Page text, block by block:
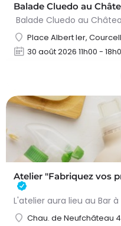
Balade Cluedo au
Place Albert Ier,
30 août 2026 11h00 -
Atelier "Fabriquez vos
Chau. de Neufchâteau